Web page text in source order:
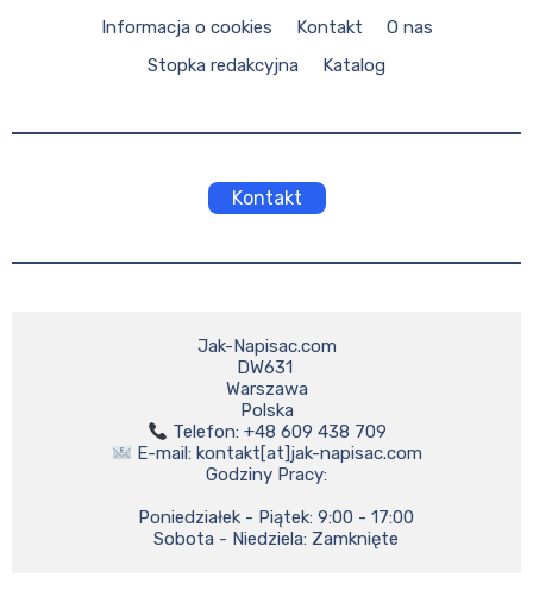
Informacja o cookies Kontakt
O nas
Stopka redakcyjna
Katalog
Kontakt
Jak-Napisac.com
DW631
Warszawa
E-mail: kontakt[at]jak-napisac.com
Godziny Pracy:
    Sobota - Niedziela: Zamknięte